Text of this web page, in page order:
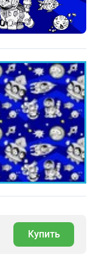
Купить